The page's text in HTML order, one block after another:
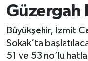
Güzergah
Büyükşehir, İzmit
Sokak’ta
51 ve 53 no’lu